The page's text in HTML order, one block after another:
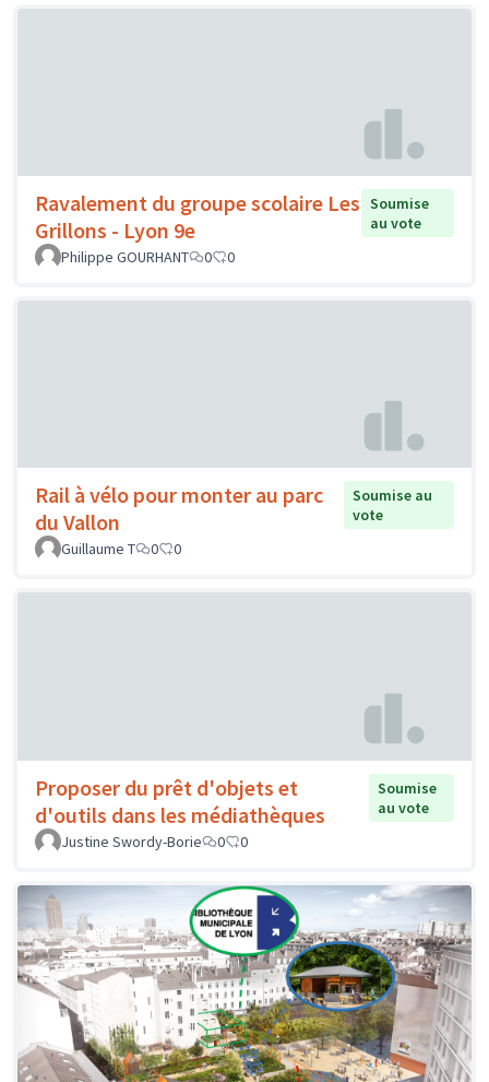
Ravalement du groupe scolaire Les
Grillons - Lyon 9e
Soumise
au vote
Philippe GOURHANT
0 0
Rail à vélo pour monter au parc
du Vallon
Soumise au
vote
Guillaume T
0 0
Proposer du prêt d'objets et
d'outils dans les médiathèques
Soumise
au vote
Justine Swordy-Borie
0 0